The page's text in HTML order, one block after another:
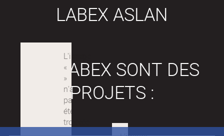
LABEX ASLAN
LES LABEX SONT DES
PROJETS :